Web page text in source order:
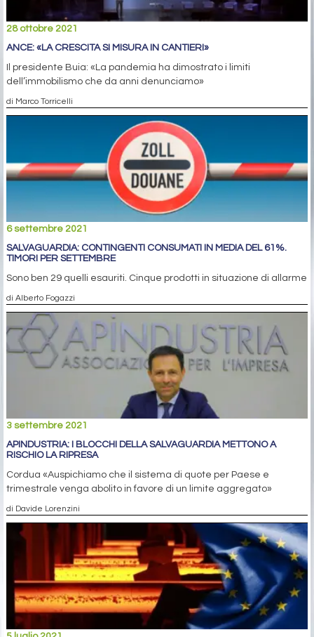
28 ottobre 2021
ANCE: «LA CRESCITA SI MISURA IN CANTIERI»
Il presidente Buia: «La pandemia ha dimostrato i limiti
dell’immobilismo che da anni denunciamo»
di Marco Torricelli
6 settembre 2021
SALVAGUARDIA: CONTINGENTI CONSUMATI IN MEDIA DEL 61%.
TIMORI PER SETTEMBRE
Sono ben 29 quelli esauriti. Cinque prodotti in situazione di allarme
di Alberto Fogazzi
3 settembre 2021
APINDUSTRIA: I BLOCCHI DELLA SALVAGUARDIA METTONO A
RISCHIO LA RIPRESA
Cordua «Auspichiamo che il sistema di quote per Paese e
trimestrale venga abolito in favore di un limite aggregato»
di Davide Lorenzini